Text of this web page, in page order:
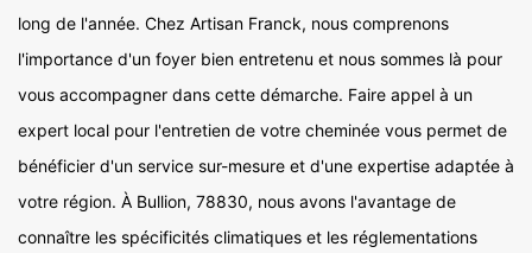
long de l'année. Chez Artisan Franck, nous comprenons
l'importance d'un foyer bien entretenu et nous sommes là pour
vous accompagner dans cette démarche. Faire appel à un
expert local pour l'entretien de votre cheminée vous permet de
bénéficier d'un service sur-mesure et d'une expertise adaptée à
votre région. À Bullion, 78830, nous avons l'avantage de
connaître les spécificités climatiques et les réglementations